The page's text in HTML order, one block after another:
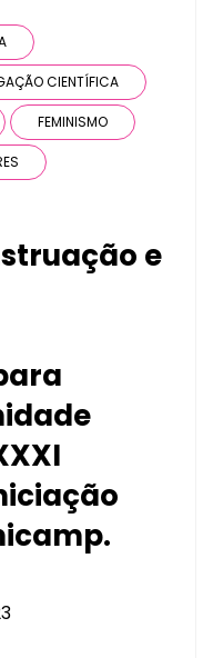
CIENTÍFICA
FEMINISMO
e